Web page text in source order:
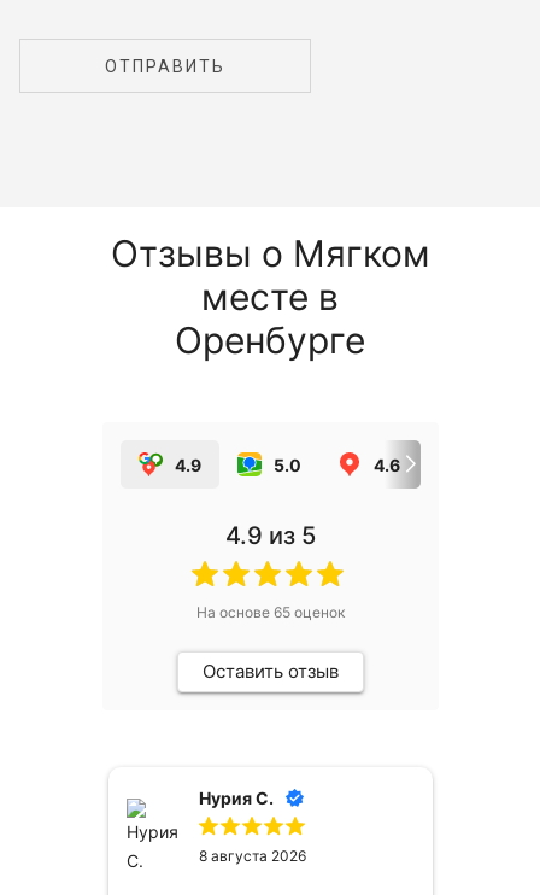
ОТПРАВИТЬ
Отзывы о Мягком
месте в
Оренбурге
4.9 5.0 4.6
4.9 из 5
На основе 65оценок
Оставить отзыв
Нурия С.
8 августа 2026